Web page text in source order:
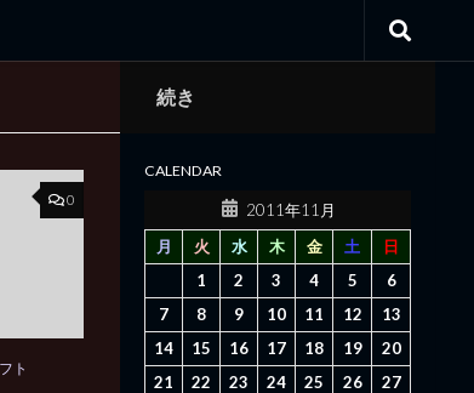
0
ト
続き
CALENDAR
2011年11月
月
火 水 木 金 土
日
1
2 3 4 5
6
7
8 9 10 11 12
13
14
15 16 17 18 19
20
21
22 23 24 25 26
27